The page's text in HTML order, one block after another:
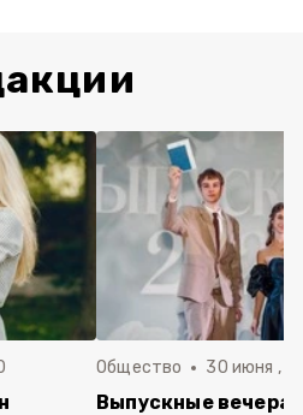
Общество 30 июня ,
Выпускные вечера